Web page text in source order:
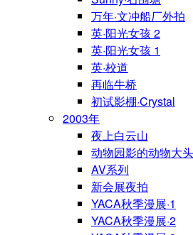
万年·文冲船厂外拍
英·阳光女孩 2
英·阳光女孩 1
英·校道
再临牛桥
初试影棚·Crystal
2003年
夜上白云山
动物园影的动物大
AV系列
新会展夜拍
YACA秋季漫展·1
YACA秋季漫展·2